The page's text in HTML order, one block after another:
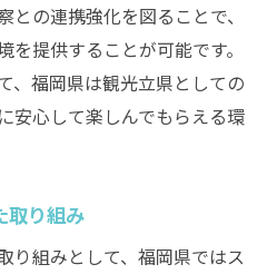
の連携強化を図ることで、
提供することが可能です。
、福岡県は観光立県としての
安心して楽しんでもらえる環
取り組み
り組みとして、福岡県ではス